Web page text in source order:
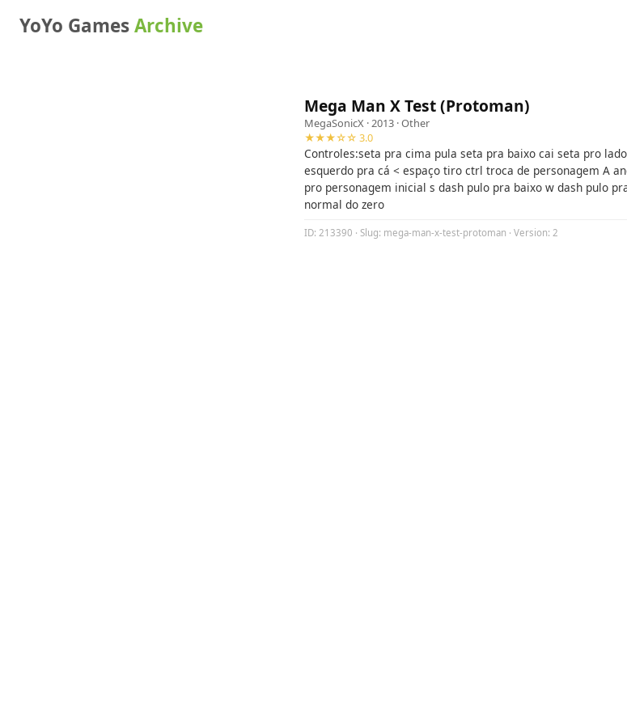
YoYo GamesArchive
Mega Man X Test (Protoman)
MegaSonicX · 2013 ·Other
★★★☆☆ 3.0
Controles:seta pra cima pula seta pra baixo cai seta pro
esquerdo pra cá < espaço tiro ctrl troca de personagem A
pro personagem inicial s dash pulo pra baixo w dash pulo
normal do zero
ID: 213390 · Slug: mega-man-x-test-protoman · Version: 2